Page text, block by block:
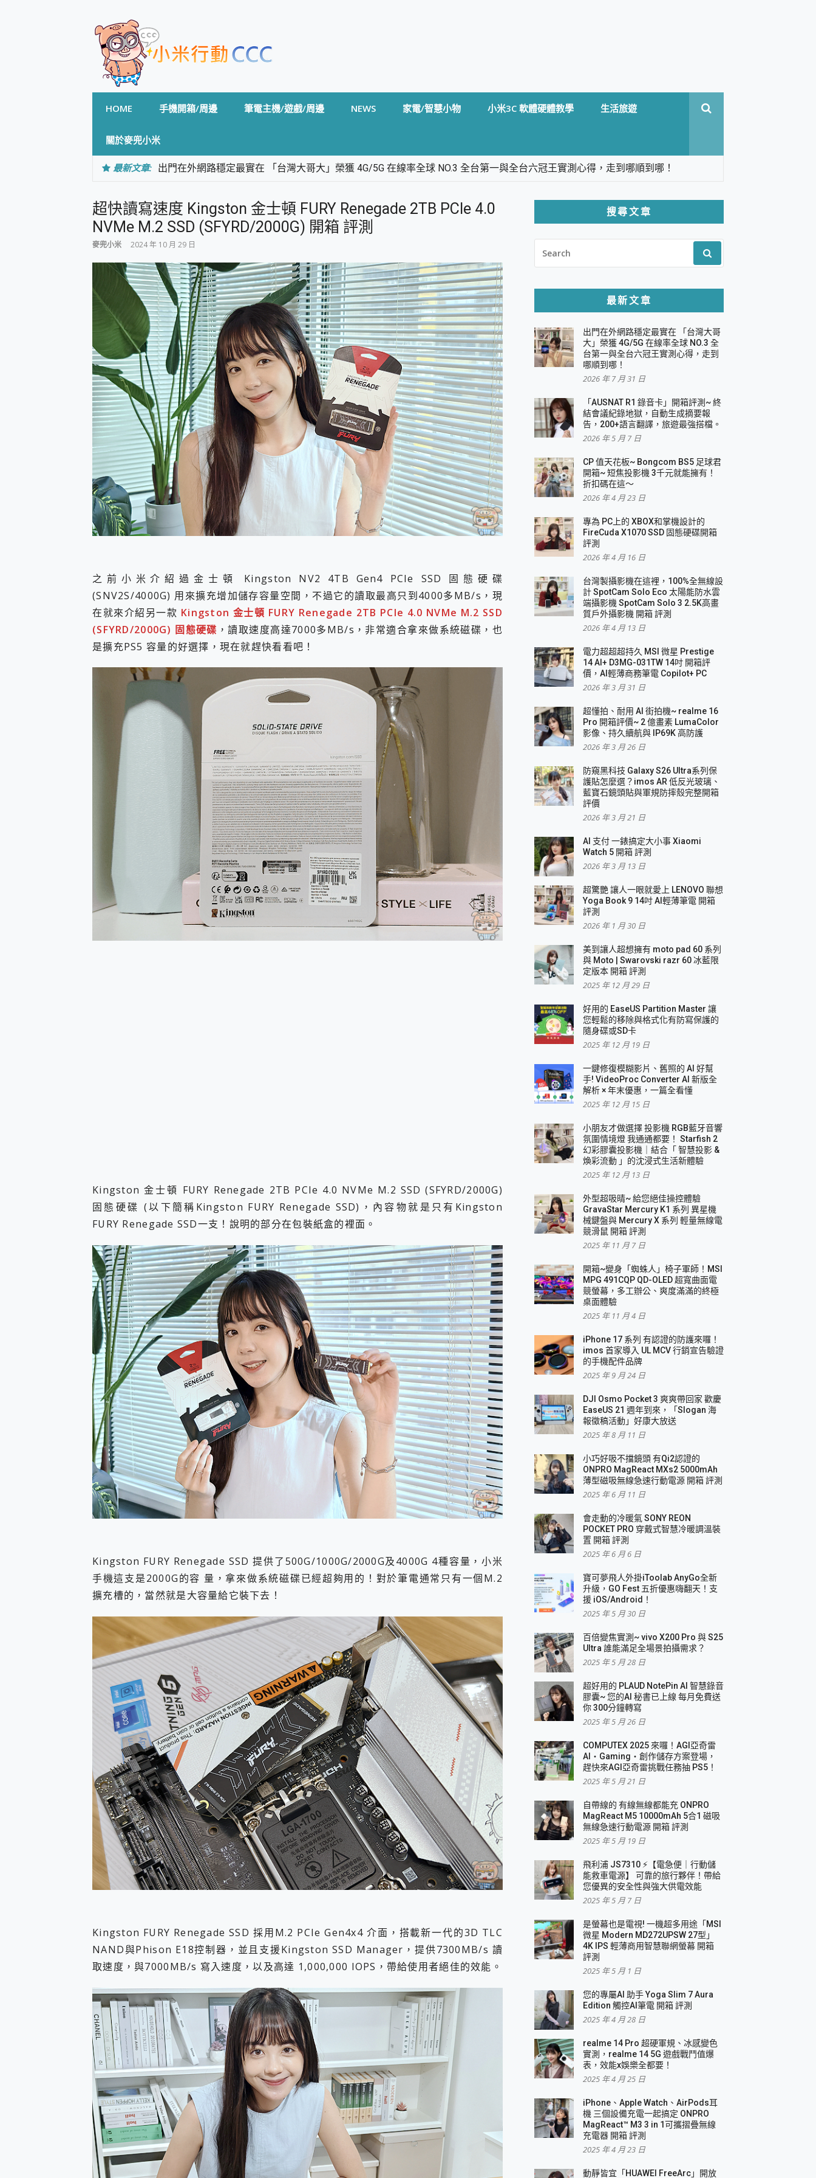
HOME 手機開箱/周邊 筆電主機/遊戲/周邊 NEWS 家電/智慧小物 小米3C 軟體硬體教學 生活旅遊
關於麥兜小米
最新文章: 出門在外網路穩定最實在 「台灣大哥大」榮獲 4G/5G 在線率全球 NO.3 全台第一與全台六冠王實測心得，走到哪順到哪！
專為 PC上的 XBOX和掌機設計的 FireCuda X1070 SSD 固態硬碟開箱 評測
台灣製攝影機在這裡，100%全無線設計 SpotCam Solo Eco 太陽能防水雲端攝影機 SpotCam Solo 3 2.5K高畫質戶外攝影機 開箱 評
測
電力超超超持久 MSI 微星 Prestige 14 AI+ D3MG-031TW 14吋 開箱評價，AI輕薄商務筆電 Copilot+ PC
超懂拍、耐用 AI 街拍機~ realme 16 Pro 開箱評價~ 2 億畫素 LumaColor 影像、持久續航與 IP69K 高防護
防窺黑科技 Galaxy S26 Ultra系列保護貼怎麼選？imos AR 低反光玻璃、藍寶石鏡頭貼與軍規防摔殼完整開箱評價
AI 支付 一錶搞定大小事 Xiaomi Watch 5 開箱 評測
超驚艷 讓人一眼就愛上 LENOVO 聯想 Yoga Book 9 14吋 AI輕薄筆電 開箱 評測
美到讓人超想擁有 moto pad 60 系列 與 Moto | Swarovski razr 60 冰藍限定版本 開箱 評測
好用的 EaseUS Partition Master 讓您輕鬆的移除與格式化有防寫保護的隨身碟或SD卡
一鍵修復模糊影片、舊照的 AI 好幫手! VideoProc Converter AI 新版全解析 × 年末優惠，一篇全看懂
小朋友才做選擇 投影機 RGB藍牙音響 氛圍情境燈 我通通都要！ Starfish 2 幻彩膠囊投影機｜結合「 智慧投影 & 煥彩流動 」的沈浸
式生活新體驗
外型超吸晴~ 給您絕佳操控體驗 GravaStar Mercury K1 系列 異星機械鍵盤與 Mercury X 系列 輕量無線電競滑鼠 開箱 評測
開箱~變身「蜘蛛人」椅子軍師！MSI MPG 491CQP QD-OLED 超寬曲面電競螢幕，多工辦公、爽度滿滿的終極桌面體驗
iPhone 17 系列 有認證的防護來囉！ imos 首家導入 UL MCV 行銷宣告驗證的手機配件品牌
DJI Osmo Pocket 3 爽爽帶回家 歡慶 EaseUS 21 週年到來，「Slogan 海報徵稿活動」好康大放送
小巧好吸不擋鏡頭 有Qi2認證的 ONPRO MagReact MXs2 5000mAh薄型磁吸無線急速行動電源 開箱 評測
會走動的冷暖氣 SONY REON POCKET PRO 穿戴式智慧冷暖調溫裝置 開箱 評測
寶可夢飛人外掛iToolab AnyGo全新升級，GO Fest 五折優惠嗨翻天！支援 iOS/Android！
百倍變焦實測~ vivo X200 Pro 與 S25 Ultra 誰能滿足全場景拍攝需求？
超好用的 PLAUD NotePin AI 智慧錄音膠囊~ 您的AI 秘書已上線 每月免費送你 300分鐘轉寫
COMPUTEX 2025 來囉！AGI亞奇雷 AI・Gaming・創作儲存方案登場，趕快來AGI亞奇雷挑戰任務抽 PS5！
自帶線的 有線無線都能充 ONPRO MagReact M5 10000mAh 5合1 磁吸無線急速行動電源 開箱 評測
飛利浦 JS7310 ⚡【電急便｜行動儲能救車電源】 可靠的旅行夥伴！帶給您優異的安全性與強大供電效能
是螢幕也是電視! 一機超多用途「MSI微星 Modern MD272UPSW 27型」 4K IPS 輕薄商用智慧聯網螢幕 開箱 評測
iPhone、Apple Watch、AirPods耳機 三個設備充電一起搞定 ONPRO MagReact™ M3 3 in 1可攜摺疊無線充電器 開箱 評測
動靜皆宜「HUAWEI FreeArc」開放式耳掛耳機，無感配戴! 超穩超服貼，音質、通話也很優質
好玩好拍 vivo V50 ~ 口袋裡的 Zeiss 潮流攝影棚!
25種洗烘模式一機搞定! Roborock 衣莉莎白 H1 Neo分子篩洗脫烘 AI 滾筒洗衣機
給 MSI Claw 系列電競掌機 最完美的家 MSI Nest Docking Station 掌機專屬擴充底座 開箱 評測
B&O 精品級音響! Home+ 中嘉寬頻 SoundBox 劇院串流盒 開箱 評測
EaseUS Vocal Remover 免費線上去聲器一鍵去除人聲 人聲 音樂分離 2024 消除人聲推薦
3 個超值 MHN 飛人工具分享~~ iToolab AnyGo 魔物獵人 Now飛人 ios教學 不出門也可以到處走
Locawhere AnyTo 寶可夢飛人 AnyTo 不出門也可以飛遍全世界
小體積 40000mAh 超大容量 一次充5個設備 充好充滿 CUKTECH 酷態科 300W 微型充電站 開箱 評測
97.3% 恢復率，資料救援就是這麼簡單 EaseUS Data Recovery Wizard Free 18.0.0 業界最好的資料救援軟體
磁碟系統大風吹 有了 磁碟管理程式 EaseUS Partition Master 就是這麼簡單
全新 SONY Xperia 1 VI 開箱! 相機實測! 長焦覆蓋更遠更清晰、2日長續航、頂尖影音娛樂效能~
Xiaomi 14 Ultra 開箱 評測~ 有深度的 Leica 影像旗艦手機! 加碼小旗艦 Xiaomi 14 開箱 評測
vivo TWS 3e 真無線藍牙耳機智慧降噪升級、音質明亮溫潤，並支援雙設備連接~
MSI Claw 掌機專屬配件包 來囉 完美保護 MSI Claw A1M-026TW 電競掌機
人像旗艦 vivo V30 系列 開箱 評測! 首搭蔡司光學鏡頭、攝影棚級柔光環、拍攝功能最好玩的美拍神機 vivo V30 Pro
多個願望一次滿足 超強散熱 微星 MSI Claw A1M-026TW 電競掌機 開箱 評測
一吸完美對位 擁有超強吸力與超好用的隱磁支架 O-ONE MAG 最會吸的行動電源 開箱 評測
Motorola edge 70 pro 及 moto g37 power上市，登錄在送飛利浦氣炸鍋
近八千元的 Soundcore Liberty 5 Pro Max，有螢幕的耳機會是智商稅嗎?
ASUS Pad 全面應援 Me Time，加碼愛奇藝黃金雙周卡體驗，專案價最低 NT$0 起
榮耀 HONOR 600 Pro x MOLLY Limited Edition 限量版開賣，攜手味全龍進駐大巨蛋萬人盛典
超快讀寫速度 Kingston 金士頓 FURY Renegade 2TB PCIe 4.0
NVMe M.2 SSD (SFYRD/2000G) 開箱 評測
麥兜小米 2024 年 10 月 29 日
之前小米介紹過金士頓 Kingston NV2 4TB Gen4 PCIe SSD 固態硬碟
(SNV2S/4000G) 用來擴充增加儲存容量空間，不過它的讀取最高只到4000多MB/s，現
在就來介紹另一款 Kingston 金士頓 FURY Renegade 2TB PCIe 4.0 NVMe M.2 SSD
(SFYRD/2000G) 固態硬碟 ，讀取速度高達7000多MB/s，非常適合拿來做系統磁碟，也
是擴充PS5 容量的好選擇，現在就趕快看看吧！
Kingston 金士頓 FURY Renegade 2TB PCIe 4.0 NVMe M.2 SSD (SFYRD/2000G)
固態硬碟 (以下簡稱Kingston FURY Renegade SSD)，內容物就是只有Kingston
FURY Renegade SSD一支！說明的部分在包裝紙盒的裡面。
Kingston FURY Renegade SSD 提供了500G/1000G/2000G及4000G 4種容量，小米
手機這支是2000G的容 量，拿來做系統磁碟已經超夠用的！對於筆電通常只有一個M.2
擴充槽的，當然就是大容量給它裝下去！
Kingston FURY Renegade SSD 採用M.2 PCIe Gen4x4 介面，搭載新一代的3D TLC
NAND與Phison E18控制器，並且支援Kingston SSD Manager，提供7300MB/s 讀
取速度，與7000MB/s 寫入速度，以及高達 1,000,000 IOPS，帶給使用者絕佳的效能。
搜尋文章
FOR:
最新文章
出門在外網路穩定最實在 「台灣大哥
大」榮獲 4G/5G 在線率全球 NO.3 全
台第一與全台六冠王實測心得，走到
哪順到哪！
2026 年 7 月 31 日
「AUSNAT R1 錄音卡」開箱評測~ 終
結會議紀錄地獄，自動生成摘要報
告，200+語言翻譯，旅遊最強搭檔。
2026 年 5 月 7 日
CP 值天花板~ Bongcom BS5 足球君
開箱~ 短焦投影機 3千元就能擁有！
折扣碼在這～
2026 年 4 月 23 日
專為 PC上的 XBOX和掌機設計的
FireCuda X1070 SSD 固態硬碟開箱
評測
2026 年 4 月 16 日
台灣製攝影機在這裡，100%全無線設
計 SpotCam Solo Eco 太陽能防水雲
端攝影機 SpotCam Solo 3 2.5K高畫
質戶外攝影機 開箱 評測
2026 年 4 月 13 日
電力超超超持久 MSI 微星 Prestige
14 AI+ D3MG-031TW 14吋 開箱評
價，AI輕薄商務筆電 Copilot+ PC
2026 年 3 月 31 日
超懂拍、耐用 AI 街拍機~ realme 16
Pro 開箱評價~ 2 億畫素 LumaColor
影像、持久續航與 IP69K 高防護
2026 年 3 月 26 日
防窺黑科技 Galaxy S26 Ultra系列保
護貼怎麼選？imos AR 低反光玻璃、
藍寶石鏡頭貼與軍規防摔殼完整開箱
評價
2026 年 3 月 21 日
AI 支付 一錶搞定大小事 Xiaomi
Watch 5 開箱 評測
2026 年 3 月 13 日
超驚艷 讓人一眼就愛上 LENOVO 聯想
Yoga Book 9 14吋 AI輕薄筆電 開箱
評測
2026 年 1 月 30 日
美到讓人超想擁有 moto pad 60 系列
與 Moto | Swarovski razr 60 冰藍限
定版本 開箱 評測
2025 年 12 月 29 日
好用的 EaseUS Partition Master 讓
您輕鬆的移除與格式化有防寫保護的
隨身碟或SD卡
2025 年 12 月 19 日
一鍵修復模糊影片、舊照的 AI 好幫
手! VideoProc Converter AI 新版全
解析 × 年末優惠，一篇全看懂
2025 年 12 月 15 日
小朋友才做選擇 投影機 RGB藍牙音響
氛圍情境燈 我通通都要！ Starfish 2
幻彩膠囊投影機｜結合「 智慧投影 &
煥彩流動 」的沈浸式生活新體驗
2025 年 12 月 13 日
外型超吸晴~ 給您絕佳操控體驗
GravaStar Mercury K1 系列 異星機
械鍵盤與 Mercury X 系列 輕量無線電
競滑鼠 開箱 評測
2025 年 11 月 7 日
開箱~變身「蜘蛛人」椅子軍師！MSI
MPG 491CQP QD-OLED 超寬曲面電
競螢幕，多工辦公、爽度滿滿的終極
桌面體驗
2025 年 11 月 4 日
iPhone 17 系列 有認證的防護來囉！
imos 首家導入 UL MCV 行銷宣告驗證
的手機配件品牌
2025 年 9 月 24 日
DJI Osmo Pocket 3 爽爽帶回家 歡慶
EaseUS 21 週年到來，「Slogan 海
報徵稿活動」好康大放送
2025 年 8 月 11 日
小巧好吸不擋鏡頭 有Qi2認證的
ONPRO MagReact MXs2 5000mAh
薄型磁吸無線急速行動電源 開箱 評測
2025 年 6 月 11 日
會走動的冷暖氣 SONY REON
POCKET PRO 穿戴式智慧冷暖調溫裝
置 開箱 評測
2025 年 6 月 6 日
寶可夢飛人外掛iToolab AnyGo全新
升級，GO Fest 五折優惠嗨翻天！支
援 iOS/Android！
2025 年 5 月 30 日
百倍變焦實測~ vivo X200 Pro 與 S25
Ultra 誰能滿足全場景拍攝需求？
2025 年 5 月 28 日
超好用的 PLAUD NotePin AI 智慧錄音
膠囊~ 您的AI 秘書已上線 每月免費送
你 300分鐘轉寫
2025 年 5 月 26 日
COMPUTEX 2025 來囉！AGI亞奇雷
AI・Gaming・創作儲存方案登場，
趕快來AGI亞奇雷挑戰任務抽 PS5！
2025 年 5 月 21 日
自帶線的 有線無線都能充 ONPRO
MagReact M5 10000mAh 5合1 磁吸
無線急速行動電源 開箱 評測
2025 年 5 月 19 日
飛利浦 JS7310 ⚡【電急便｜行動儲
能救車電源】 可靠的旅行夥伴！帶給
您優異的安全性與強大供電效能
2025 年 5 月 7 日
是螢幕也是電視! 一機超多用途「MSI
微星 Modern MD272UPSW 27型」
4K IPS 輕薄商用智慧聯網螢幕 開箱
評測
2025 年 5 月 1 日
您的專屬AI 助手 Yoga Slim 7 Aura
Edition 觸控AI筆電 開箱 評測
2025 年 4 月 28 日
realme 14 Pro 超硬軍規、冰感變色
實測，realme 14 5G 遊戲戰鬥值爆
表，效能x娛樂全都要！
2025 年 4 月 25 日
iPhone、Apple Watch、AirPods耳
機 三個設備充電一起搞定 ONPRO
MagReact™ M3 3 in 1可攜摺疊無線
充電器 開箱 評測
2025 年 4 月 23 日
動靜皆宜「HUAWEI FreeArc」開放